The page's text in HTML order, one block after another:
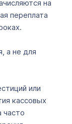
на
переплата
а не для
или
кассовых
часто